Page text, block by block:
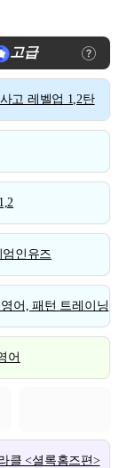
고급
고 레벨업 1,2탄
엄인유즈
어, 패턴 트레이닝
어
클 <셜록홈즈편>